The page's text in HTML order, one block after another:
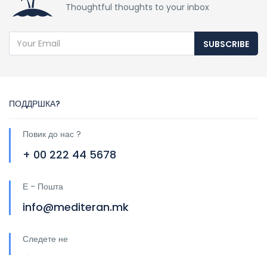
Thoughtful thoughts to your inbox
SUBSCRIBE
ПОДДРШКА?
Повик до нас ?
+ 00 222 44 5678
Е - Пошта
info@mediteran.mk
Следете не